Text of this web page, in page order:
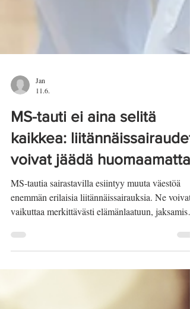
MS-tauti ei aina selitä
kaikkea: liitännäissairaudet
voivat jäädä huomaamatta
MS-tautia sairastavilla esiintyy muuta väestöä
enemmän erilaisia liitännäissairauksia. Ne voivat
vaikuttaa merkittävästi elämänlaatuun,
johdukaan MS-taudista? Huono uni, mielialan